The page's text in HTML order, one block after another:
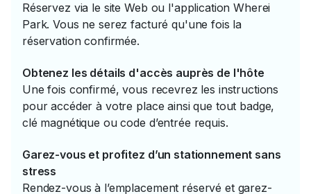
Réservez via le site Web ou l'application Wherei
Park. Vous ne serez facturé qu'une fois la
réservation confirmée.
Obtenez les détails d'accès auprès de l'hôte
Une fois confirmé, vous recevrez les instructions
pour accéder à votre place ainsi que tout badge,
clé magnétique ou code d’entrée requis.
Garez-vous et profitez d’un stationnement sans
stress
Rendez-vous à l’emplacement réservé et garez-